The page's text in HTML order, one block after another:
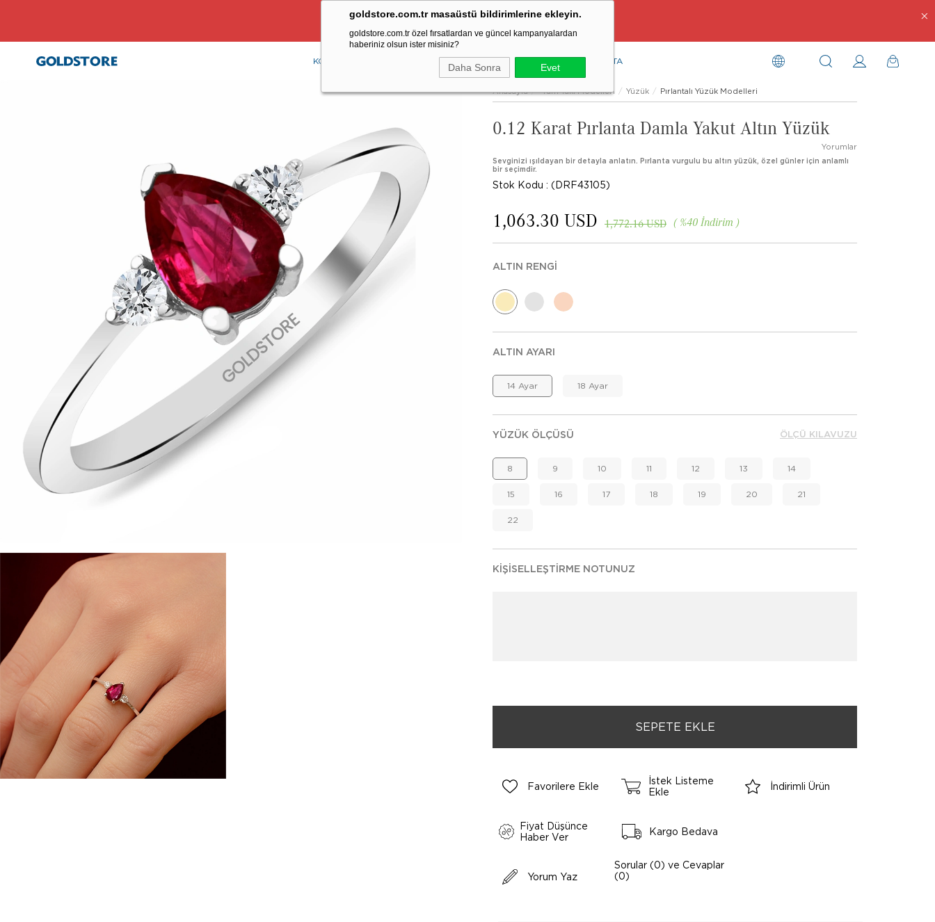
goldstore.com.tr masaüstü bildirimlerine ekleyin.
goldstore.com.tr özel fırsatlardan ve güncel kampanyalardan
haberiniz olsun ister misiniz?
Daha Sonra Evet
Ücretsiz Aynı Gün Kargo Fırsatı
KOLYE BİLEKLİK RENKLİ TAŞLAR PIRLANTA
Anasayfa Tüm Takı Modelleri Yüzük Pırlantalı Yüzük Modelleri
0.12 Karat Pırlanta Damla Yakut Altın Yüzük
Yorumlar
Sevginizi ışıldayan bir detayla anlatın. Pırlanta vurgulu bu altın yüzük, özel günler için anlamlı
bir seçimdir.
Stok Kodu (DRF43105)
%40 İndirim
1,772.16 USD
1,063.30 USD
ALTIN RENGI
ALTIN AYARI
14 Ayar 18 Ayar
YÜZÜK ÖLÇÜSÜ
8 9 10 11 12 13 14
15 16 17 18 19 20 21
22
ÖLÇÜ KILAVUZU
KIŞISELLEŞTIRME NOTUNUZ
Favorilere Ekle
İstek Listeme
Ekle
İndirimli Ürün
Fiyat Düşünce
Haber Ver
Kargo Bedava
Yorum Yaz
Sorular (0) ve Cevaplar
(0)